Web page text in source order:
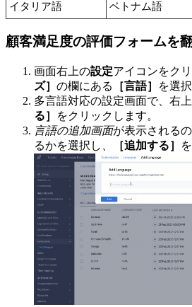
イタリア語 ベトナム語
顧客満足度の評価フォームを
画面右上の設定アイコンをクリ
ズ］ の欄にある ［言語］
を選
多言語対応の設定画面で、右
る］
をクリックします。
言語の追加画面が表示される
るかを選択し、
［追加する］